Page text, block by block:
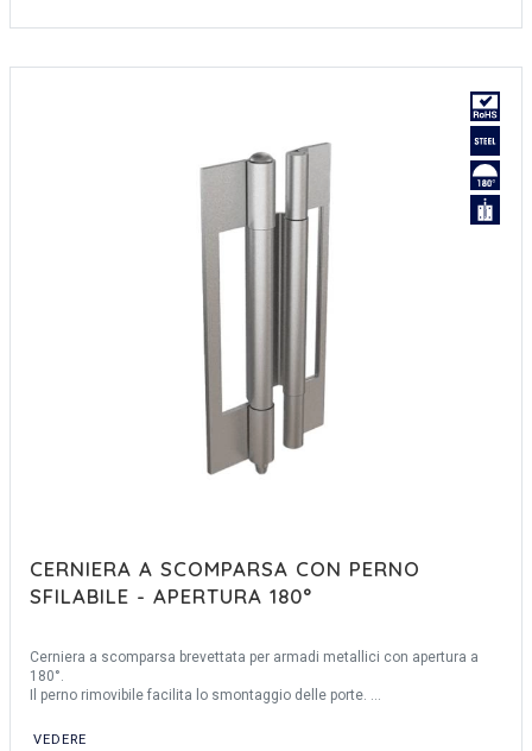
CERNIERA A SCOMPARSA CON PERNO
SFILABILE - APERTURA 180°
Cerniera a scomparsa brevettata per armadi metallici con apertura a
180°.
Il perno rimovibile facilita lo smontaggio delle porte.
VEDERE